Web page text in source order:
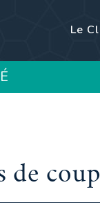
Le
de